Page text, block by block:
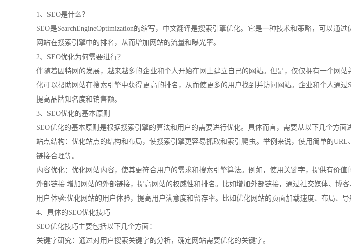
1、SEO是什么？
SEO是SearchEngineOptimization的缩写，中文翻译是搜索引擎优化。它是一种技术和策略，可以通过
网站在搜索引擎中的排名，从而增加网站的流量和曝光率。
2、SEO优化为何需要进行？
伴随着因特网的发展，越来越多的企业和个人开始在网上建立自己的网站。但是，仅仅拥有一个网
化可以帮助网站在搜索引擎中获得更高的排名，从而使更多的用户找到并访问网站。企业和个人通过
提高品牌知名度和销售额。
3、SEO优化的基本原则
SEO优化的基本原则是根据搜索引擎的算法和用户的需要进行优化。具体而言，需要从以下几个方面
站点结构：优化站点的结构和布局，使搜索引擎更容易抓取和索引爬虫。举例来说，使用简单的URL
链接合理等。
内容优化：优化网站内容，使其更符合用户的需求和搜索引擎算法。例如，使用关键字，提供有价值
外部链接:增加网站的外部链接，提高网站的权威性和排名。比如增加外部链接，通过社交媒体、博客
用户体验:优化网站的用户体验，提高用户满意度和留存率。比如优化网站的页面加载速度、布局、导
4、具体的SEO优化技巧
SEO优化技巧主要包括以下几个方面：
关键字研究：通过对用户搜索关键字的分析，确定网站需要优化的关键字。